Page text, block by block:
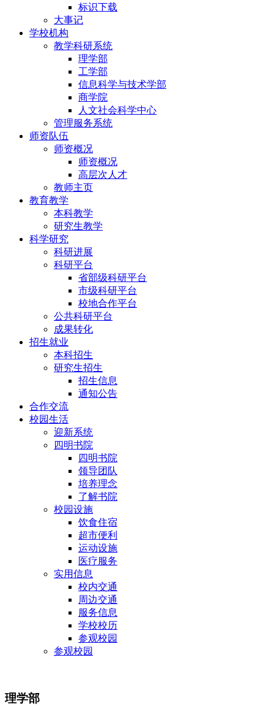
标识下载
大事记
学校机构
教学科研系统
理学部
工学部
信息科学与技术学部
商学院
人文社会科学中心
管理服务系统
师资队伍
师资概况
师资概况
高层次人才
教师主页
教育教学
本科教学
研究生教学
科学研究
科研进展
科研平台
省部级科研平台
市级科研平台
校地合作平台
公共科研平台
成果转化
招生就业
本科招生
研究生招生
招生信息
通知公告
合作交流
校园生活
迎新系统
四明书院
四明书院
领导团队
培养理念
了解书院
校园设施
饮食住宿
超市便利
运动设施
医疗服务
实用信息
校内交通
周边交通
服务信息
学校校历
参观校园
参观校园
理学部